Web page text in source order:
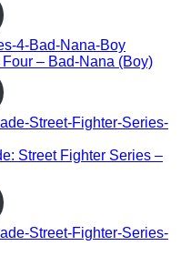
– Bad-Nana (Boy)
Street Fighter Series –